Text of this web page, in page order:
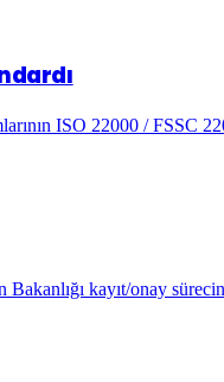
ISO 22000 / FSSC
kayıt/onay